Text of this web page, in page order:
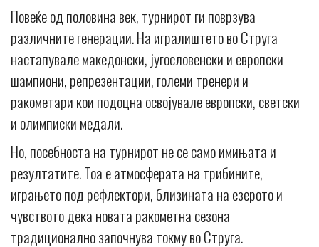
Повеќе од половина век, турнирот ги поврзува
различните генерации. На игралиштето во Струга
настапувале македонски, југословенски и европски
шампиони, репрезентации, големи тренери и
ракометари кои подоцна освојувале европски, светски
и олимписки медали.
Но, посебноста на турнирот не се само имињата и
резултатите. Тоа е атмосферата на трибините,
играњето под рефлектори, близината на езерото и
чувството дека новата ракометна сезона
традиционално започнува токму во Струга.